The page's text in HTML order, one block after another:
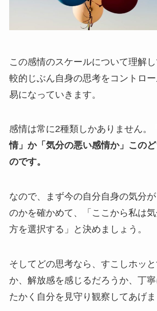
この感情のスケールについて理解
較的じぶん自身の思考をコントロ
易になっていきます。
感情は常に2種類しかありません。
情」か「気分の悪い感情か」この
のです。
なので、まず今の自分自身の気分
のかを確かめて、「ここから私は
方を選択する」と決めましょう。
そしてどの思考なら、すこしホッ
か、解放感を感じるだろうか、丁
たかく自分を見守り観察してあげま